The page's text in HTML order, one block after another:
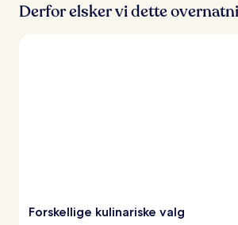
Derfor elsker vi dette
Forskellige kulinariske valg